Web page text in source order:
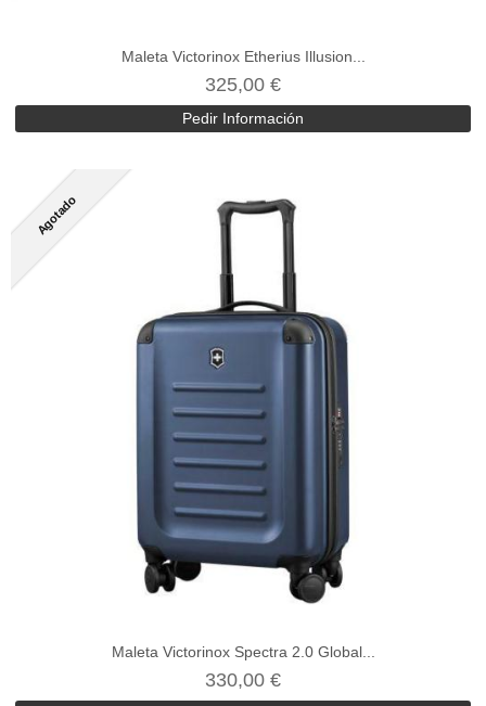
Maleta Victorinox Etherius Illusion...
325,00 €
Pedir Información
Agotado
Maleta Victorinox Spectra 2.0 Global...
330,00 €